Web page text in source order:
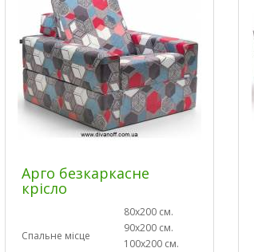
Арго безкаркасне
крісло
Спальне місце
80х200 см.
90х200 см.
100х200 см.